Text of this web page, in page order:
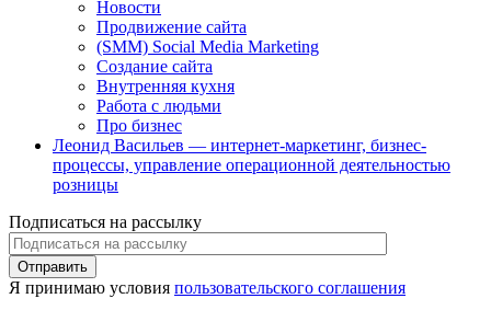
Новости
Продвижение сайта
(SMM) Social Media Marketing
Создание сайта
Внутренняя кухня
Работа с людьми
Про бизнес
Леонид Васильев — интернет-маркетинг, бизнес-
процессы, управление операционной деятельностью
розницы
Подписаться на рассылку
Я принимаю условия пользовательского соглашения